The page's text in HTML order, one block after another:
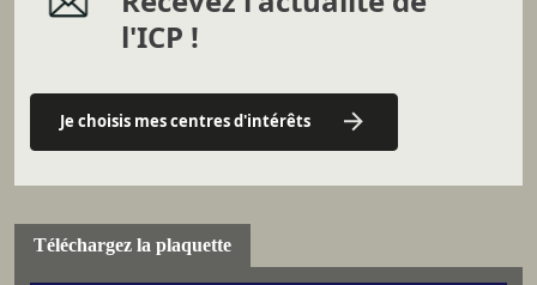
l'ICP !
Je choisis mes centres d'intérêts
Téléchargez la plaquette